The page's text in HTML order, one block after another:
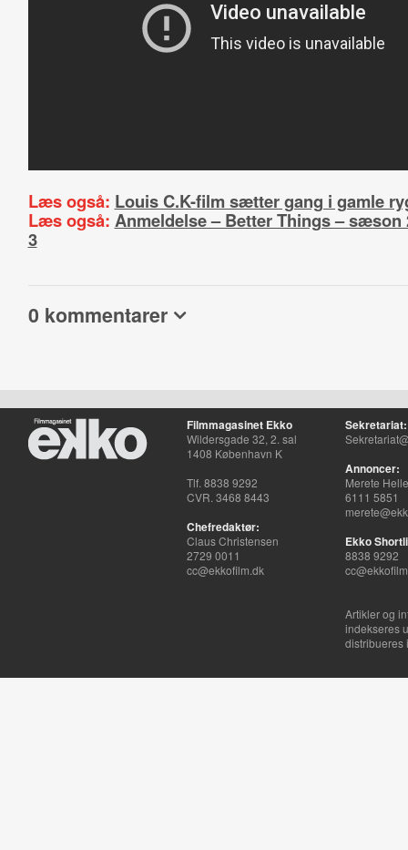
Læs også: Louis C.K-film sætter gang i gamle
Læs også: Anmeldelse – Better Things – sæson
3
0 kommentarer
Filmmagasinet Ekko
Wildersgade 32, 2. sal
1408 København K
Tlf. 8838 9292
CVR. 3468 8443
Chefredaktør:
Claus Christensen
2729 0011
cc@ekkofilm.dk
Sekretariat:
Annoncer:
Merete
6111 5851
Ekko
8838 9292
Artikler og
indekseres
distribueres